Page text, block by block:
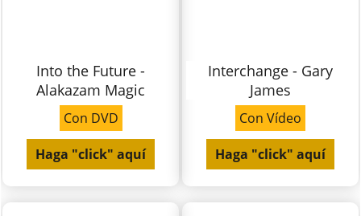
Into the Future -
Alakazam Magic
Con DVD
Haga "click" aquí
Interchange - Gary
James
Con Vídeo
Haga "click" aquí